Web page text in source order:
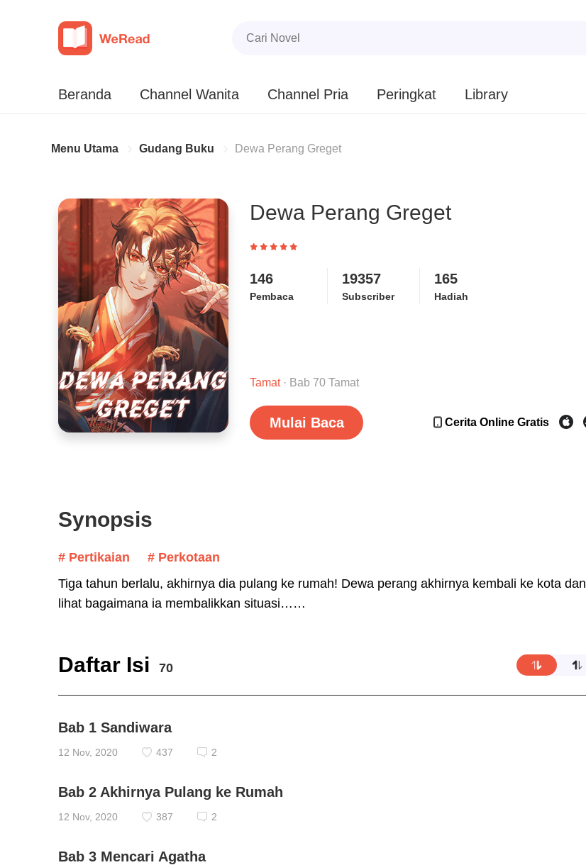
Beranda Channel Wanita Channel Pria Peringkat Library
Menu Utama Gudang Buku Dewa Perang Greget
Dewa Perang Greget
146
Pembaca
19357
Subscriber
165
Hadiah
Tamat· Bab 70 Tamat
Mulai Baca Cerita Online Gratis
Synopsis
# Pertikaian
# Perkotaan
Tiga tahun berlalu, akhirnya dia pulang ke rumah! Dewa perang akhirnya kembali ke kota dan
lihat bagaimana ia membalikkan situasi……
Daftar Isi 70
Bab 1 Sandiwara
12 Nov, 2020 437 2
Bab 2 Akhirnya Pulang ke Rumah
12 Nov, 2020 387 2
Bab 3 Mencari Agatha